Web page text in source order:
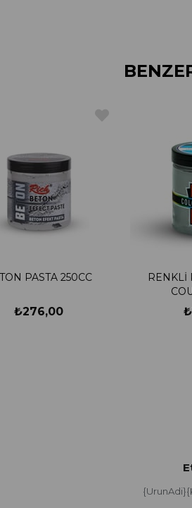
PASTA 250CC
₺276,00
RENKLİ